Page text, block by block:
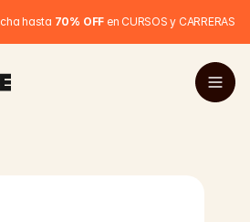
hasta 70% OFF en CURSOS y CARRERAS